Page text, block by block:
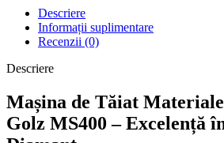
Golz,
electrica,
MS400,
disc
350
mm,
putere
Descriere
Informații suplimentare
Recenzii (0)
Descriere
Mașina de Tăiat
Golz MS400 – Excelență